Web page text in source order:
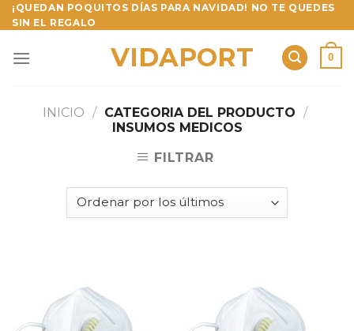
Skip
to
¡QUEDAN POQUITOS DÍAS PARA NAVIDAD! NO TE QUEDES
SIN EL REGALO
VIDAPORT 0
INICIO / CATEGORIA DEL PRODUCTO /
INSUMOS MEDICOS
FILTRAR